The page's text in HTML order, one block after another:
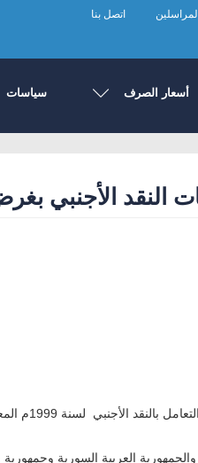
المراسلين اتصل بنا
أسعار الصرف سياسات